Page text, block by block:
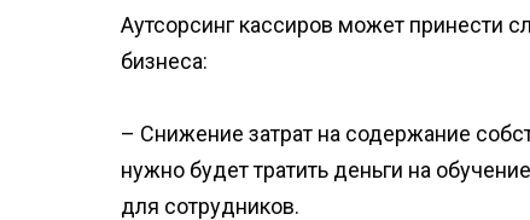
Аутсорсинг кассиров может принести
бизнеса:
– Снижение затрат на содержание
нужно будет тратить деньги на
для сотрудников.